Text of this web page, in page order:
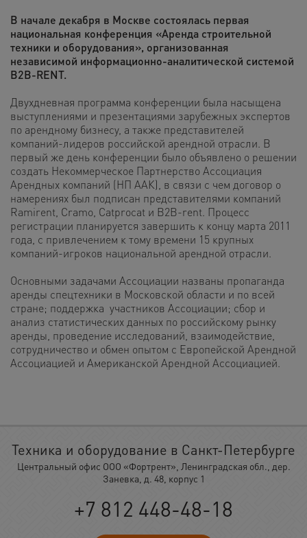
В начале декабря в Москве состоялась первая
национальная конференция «Аренда строительной
техники и оборудования», организованная
независимой информационно-аналитической системой
B2B-RENT.
Двухдневная программа конференции была насыщена
выступлениями и презентациями зарубежных экспертов
по арендному бизнесу, а также представителей
компаний-лидеров российской арендной отрасли. В
первый же день конференции было объявлено о решении
создать Некоммерческое Партнерство Ассоциация
Арендных компаний (НП ААК), в связи с чем договор о
намерениях был подписан представителями компаний
Ramirent, Cramo, Catprocat и B2B-rent. Процесс
регистрации планируется завершить к концу марта 2011
года, с привлечением к тому времени 15 крупных
компаний-игроков национальной арендной отрасли.
Основными задачами Ассоциации названы пропаганда
аренды спецтехники в Московской области и по всей
стране; поддержка участников Ассоциации; сбор и
анализ статистических данных по российскому рынку
аренды, проведение исследований, взаимодействие,
сотрудничество и обмен опытом с Европейской Арендной
Ассоциацией и Американской Арендной Ассоциацией.
Техника и оборудование в Санкт-Петербурге
Центральный офис ООО «Фортрент», Ленинградская обл., дер.
Заневка, д. 48, корпус 1
+7 812 448-48-18